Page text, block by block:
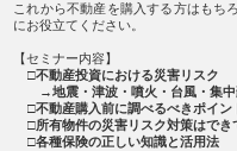
これから不動産を購入する方はもち
にお役立てください。
【セミナー内容】
□不動産投資における災害リスク
→地震・津波・噴火・台風・集中
□不動産購入前に調べるべきポイン
□所有物件の災害リスク対策はでき
□各種保険の正しい知識と活用法